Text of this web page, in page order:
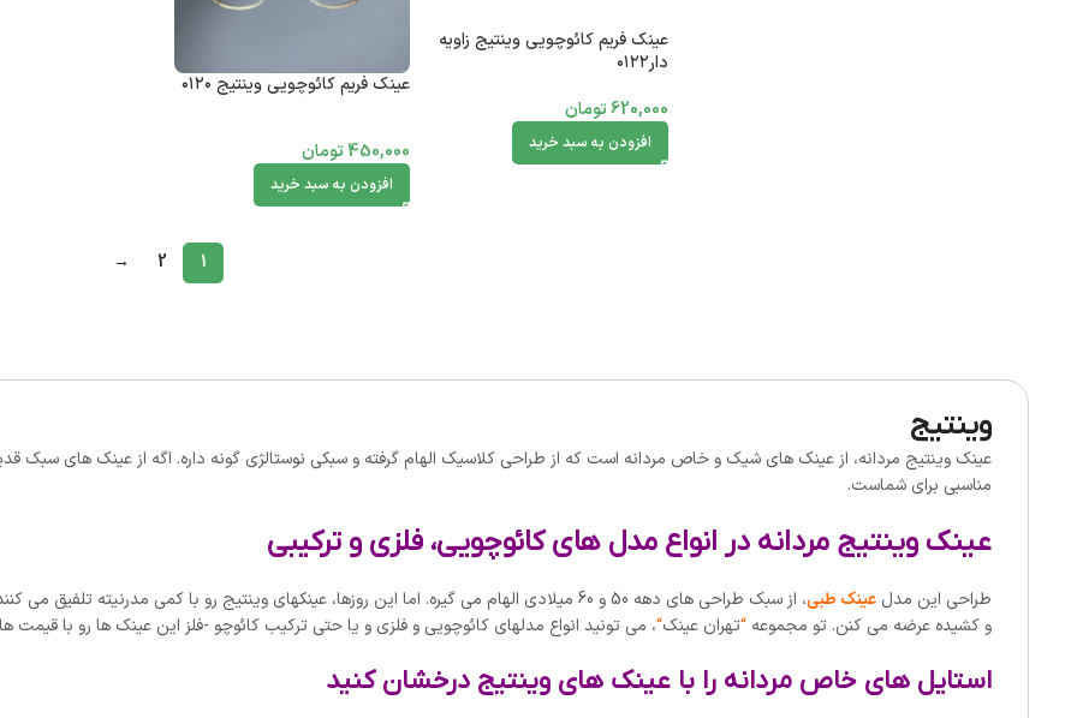
عینک فریم کائوچویی وینتیج زاویه
دار۰۱۲۲
620,000تومان
افزودن به سبد خرید
عینک فریم کائوچویی وینتیج ۰۱۲۰
450,000 تومان
افزودن به سبد خرید
1
2
→
وینتیج
عینک وینتیج مردانه، از عینک های شیک و خاص مردانه است که از طراحی کلاسیک الهام گرفته و سبکی نوستالژی گونه داره. اگه از عینک های سبک
مناسبی برای شماست.
عینک وینتیج مردانه در انواع مدل های کائوچویی، فلزی و ترکیبی
طراحی این مدل عینک طبی
، از سبک طراحی های دهه 50 و 60 میلادی الهام می گیره. اما این روزها، عینکهای وینتیج رو با کمی مدرنیته
و کشیده عرضه می کنن. تو مجموعه “تهران عینک“، می تونید انواع مدلهای کائوچویی و فلزی و یا حتی ترکیب کائوچو -فلز این عینک ها رو با قیمت
استایل های خاص مردانه را با عینک های وینتیج درخشان کنید